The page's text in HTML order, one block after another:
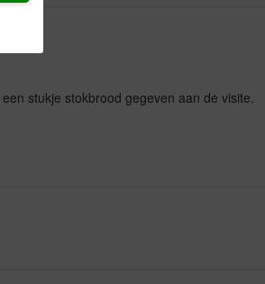
stukje stokbrood gegeven aan de visite.